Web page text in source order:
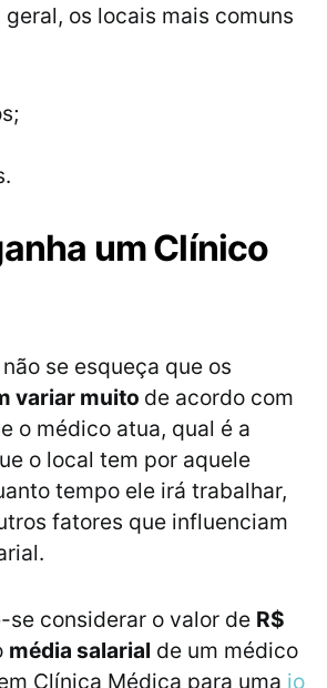
geral, os locais mais comuns
um Clínico
se esqueça que os
variar muito de acordo com
o médico atua, qual é a
o local tem por aquele
tempo ele irá trabalhar,
fatores que influenciam
se considerar o valor de R$
média salarial de um médico
Clínica Médica para uma jo